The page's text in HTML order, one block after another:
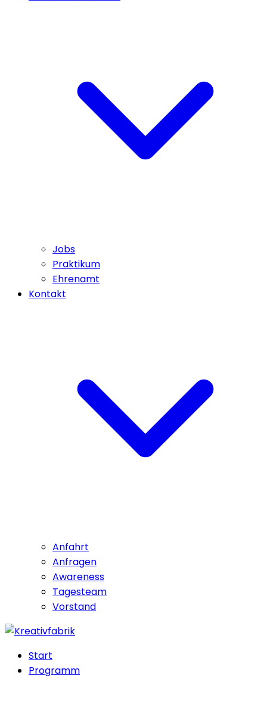
Jobs
Praktikum
Ehrenamt
Kontakt
Anfahrt
Anfragen
Awareness
Tagesteam
Vorstand
Start
Programm